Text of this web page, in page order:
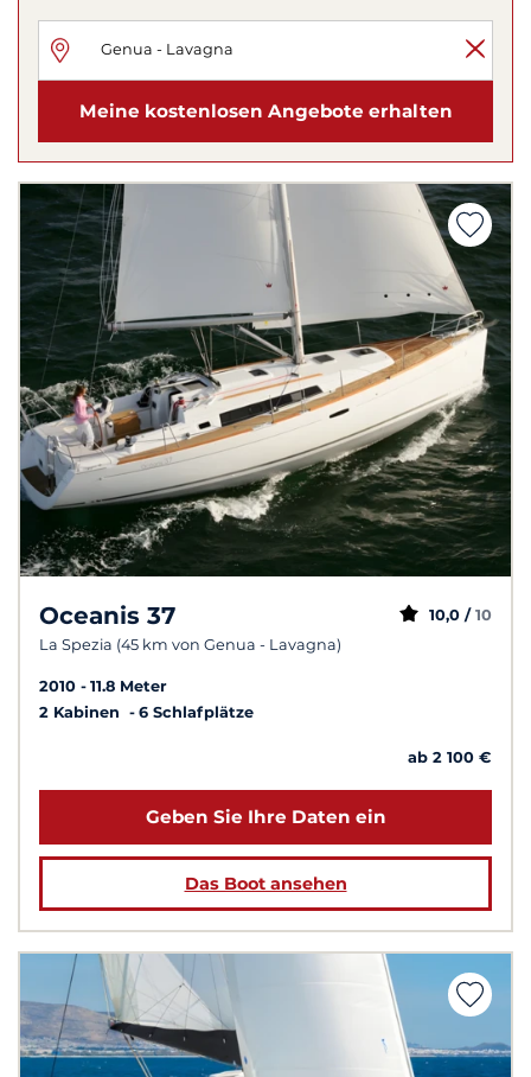
Meine kostenlosen Angebote erhalten
Oceanis 37
La Spezia (45 km von Genua - Lavagna)
10,0 / 10
2010
11.8 Meter
2 Kabinen
6 Schlafplätze
ab 2 100 €
Geben Sie Ihre Daten ein
Das Boot ansehen